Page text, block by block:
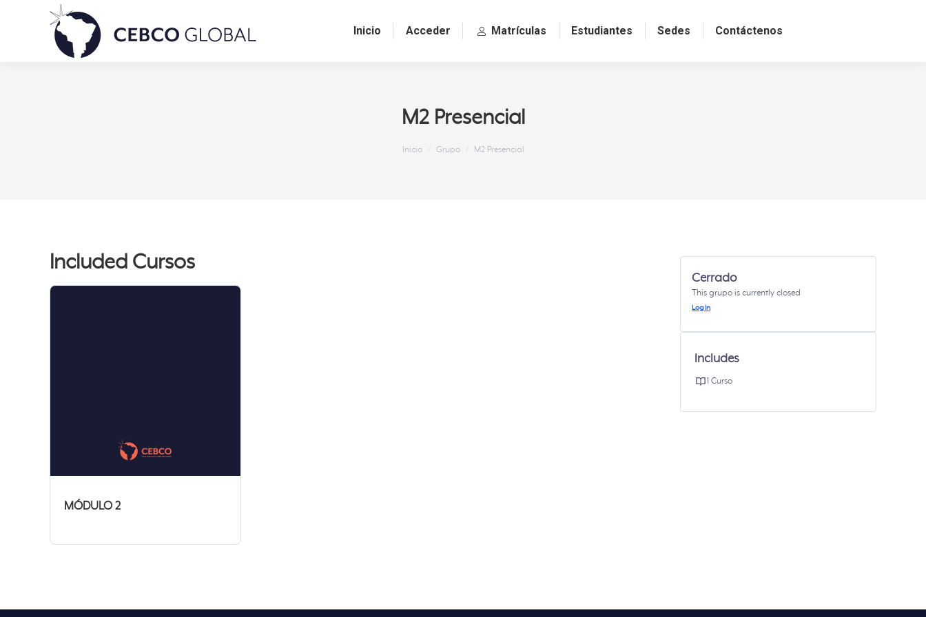
Inicio Acceder Matrículas Estudiantes Sedes Contáctenos
M2 Presencial
Inicio Grupo M2 Presencial
Included Cursos
MÓDULO 2
Cerrado
This grupo is currently closed
Log In
Includes
1 Curso